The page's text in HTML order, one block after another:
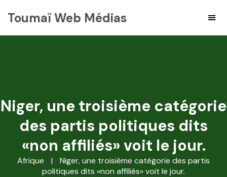
Toumaï Web Médias
Niger, une troisième catégorie
des partis politiques dits
«non affiliés» voit le jour.
Afrique |
Niger, une troisième catégorie des partis
politiques dits «non affiliés» voit le jour.